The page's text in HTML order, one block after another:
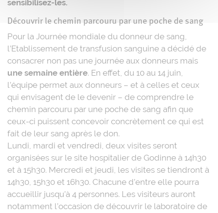
sensibilisez-les.
Découvrir le chemin parcouru par une poche de sang
Pour la Journée mondiale du donneur de sang,
l’Etablissement de transfusion sanguine a décidé de
consacrer non pas une journée aux donneurs mais
une semaine entière. En effet, du 10 au 14 juin,
l’équipe permet aux donneurs – et à celles et ceux
qui envisagent de le devenir – de comprendre le
chemin parcouru par une poche de sang afin que
ceux-ci puissent concevoir concrètement ce qui est
fait de leur sang après le don.
Lundi, mardi et vendredi, deux visites seront
organisées sur le site hospitalier de Godinne à 14h30
et à 15h30. Mercredi et jeudi, les visites se tiendront à
14h30, 15h30 et 16h30. Chacune d’entre elle pourra
accueillir jusqu’à 4 personnes. Les visiteurs auront
notamment l’occasion de découvrir le laboratoire de